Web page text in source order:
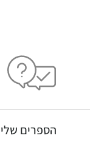
הספרים שלי